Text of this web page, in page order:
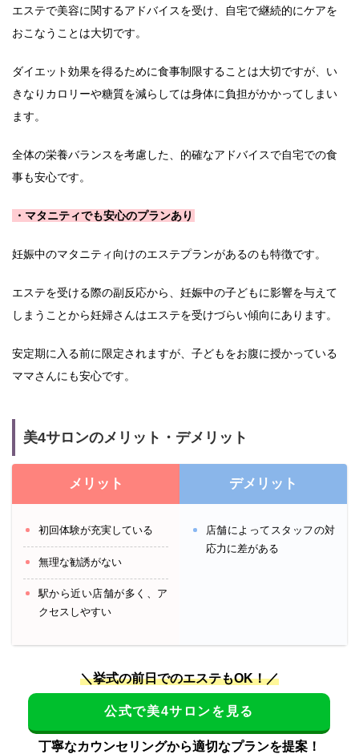
エステで美容に関するアドバイスを受け、自宅で継続的にケアを
おこなうことは大切です。
ダイエット効果を得るために食事制限することは大切ですが、い
きなりカロリーや糖質を減らしては身体に負担がかかってしまい
ます。
全体の栄養バランスを考慮した、的確なアドバイスで自宅での食
事も安心です。
・マタニティでも安心のプランあり
妊娠中のマタニティ向けのエステプランがあるのも特徴です。
エステを受ける際の副反応から、妊娠中の子どもに影響を与えて
しまうことから妊婦さんはエステを受けづらい傾向にあります。
安定期に入る前に限定されますが、子どもをお腹に授かっている
ママさんにも安心です。
美4サロンのメリット・デメリット
メリット
初回体験が充実している
無理な勧誘がない
駅から近い店舗が多く、ア
クセスしやすい
デメリット
店舗によってスタッフの対
応力に差がある
＼挙式の前日でのエステもOK！／
公式で美4サロンを見る
丁寧なカウンセリングから適切なプランを提案！